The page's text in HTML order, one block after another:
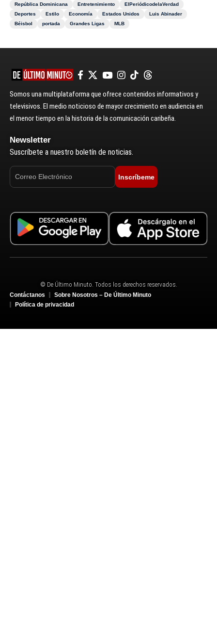
República Dominicana
Entretenimiento
ElPeriódicodelaVerdad
Deportes
Estilo Economía Estados Unidos
Luis Abinader
Béisbol
portada Grandes Ligas MLB
Somos una multiplataforma que ofrece contenidos informativos y
televisivos. El medio noticioso de mayor crecimiento en audiencia en
el menor tiempo en la historia de la comunicación caribeña.
Newsletter
Suscríbete a nuestro boletín de noticias.
Inscríbeme
© De Último Minuto. Todos los derechos reservados.
Contáctanos
Sobre Nosotros – De Último Minuto
Política de privacidad